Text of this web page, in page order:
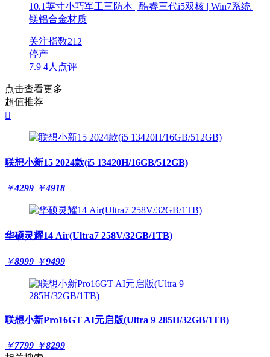
10.1英寸小巧军工三防本 | 酷睿三代i5双核 | Win7系统 |
镁铝合金材质
关注指数212
停产
7.9 4人点评
点击查看更多
超值推荐

联想小新15 2024款(i5 13420H/16GB/512GB)
￥4299 ￥4918
华硕灵耀14 Air(Ultra7 258V/32GB/1TB)
￥8999 ￥9499
联想小新Pro16GT AI元启版(Ultra 9 285H/32GB/1TB)
￥7799 ￥8299